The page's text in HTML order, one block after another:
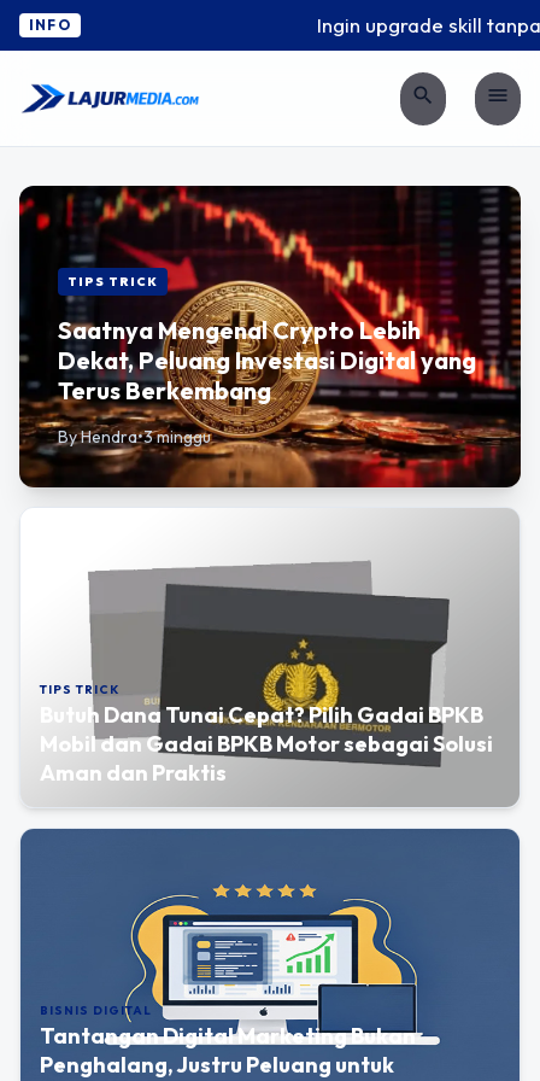
INFO Ingin upgrade skill tanpa
search menu
TIPS TRICK
Saatnya Mengenal Crypto Lebih
Dekat, Peluang Investasi Digital yang
Terus Berkembang
By Hendra•3 minggu
TIPS TRICK
Butuh Dana Tunai Cepat? Pilih Gadai BPKB
Mobil dan Gadai BPKB Motor sebagai Solusi
Aman dan Praktis
BISNIS DIGITAL
Tantangan Digital Marketing Bukan
Penghalang, Justru Peluang untuk